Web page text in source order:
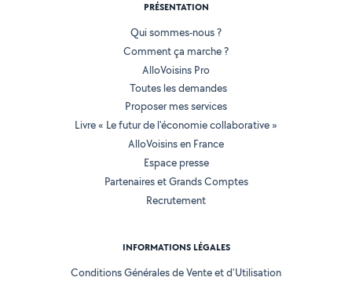
PRÉSENTATION
Qui sommes-nous ?
Comment ça marche ?
AlloVoisins Pro
Toutes les demandes
Proposer mes services
Livre « Le futur de l'économie collaborative »
AlloVoisins en France
Espace presse
Partenaires et Grands Comptes
Recrutement
INFORMATIONS LÉGALES
Conditions Générales de Vente et d'Utilisation